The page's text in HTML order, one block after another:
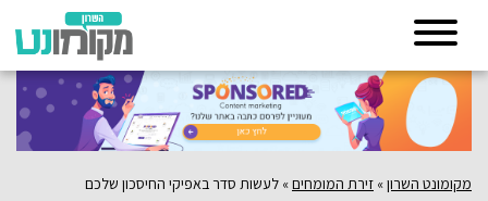
מקומונט השרון» זירת המומחים» לעשות סדר באפיקי החיסכון שלכם